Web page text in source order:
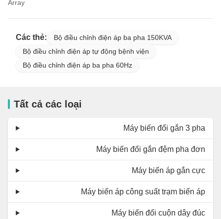
Array
Các thẻ:
Bộ điều chỉnh điện áp ba pha 150KVA
Bộ điều chỉnh điện áp tự động bệnh viện
Bộ điều chỉnh điện áp ba pha 60Hz
Tất cả các loại
Máy biến đổi gắn 3 pha
Máy biến đổi gắn đệm pha đơn
Máy biến áp gắn cực
Máy biến áp công suất trạm biến áp
Máy biến đổi cuộn dây đúc